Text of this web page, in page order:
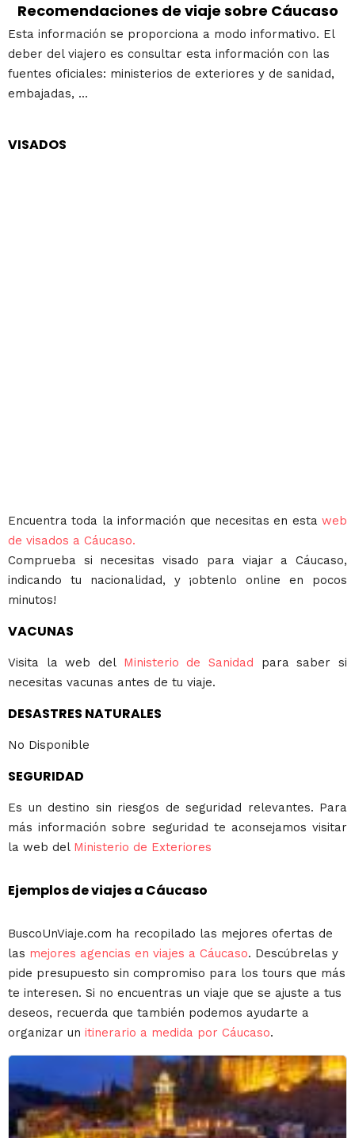
Recomendaciones de viaje sobre Cáucaso
Esta información se proporciona a modo informativo. El
deber del viajero es consultar esta información con las
fuentes oficiales: ministerios de exteriores y de sanidad,
embajadas, ...
VISADOS
Encuentra toda la información que necesitas en esta web
de visados a Cáucaso.
Comprueba si necesitas visado para viajar a Cáucaso,
indicando tu nacionalidad, y ¡obtenlo online en pocos
minutos!
VACUNAS
Visita la web del Ministerio de Sanidad para saber si
necesitas vacunas antes de tu viaje.
DESASTRES NATURALES
No Disponible
SEGURIDAD
Es un destino sin riesgos de seguridad relevantes. Para
más información sobre seguridad te aconsejamos visitar
la web del Ministerio de Exteriores
Ejemplos de viajes a Cáucaso
BuscoUnViaje.com ha recopilado las mejores ofertas de
las mejores agencias en viajes a Cáucaso. Descúbrelas y
pide presupuesto sin compromiso para los tours que más
te interesen. Si no encuentras un viaje que se ajuste a tus
deseos, recuerda que también podemos ayudarte a
organizar un itinerario a medida por Cáucaso.